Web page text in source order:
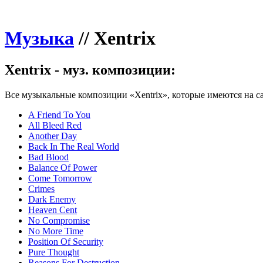
Музыка// Xentrix
Xentrix - муз. композиции:
Все музыкальные композиции «Xentrix», которые имеются на
A Friend To You
All Bleed Red
Another Day
Back In The Real World
Bad Blood
Balance Of Power
Come Tomorrow
Crimes
Dark Enemy
Heaven Cent
No Compromise
No More Time
Position Of Security
Pure Thought